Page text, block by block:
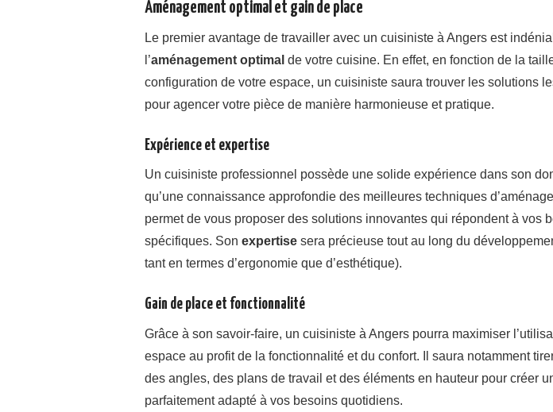
Aménagement optimal et gain de place
Le premier avantage de travailler avec un cuisiniste à Angers est
l’aménagement optimal de votre cuisine. En effet, en fonction de la
configuration de votre espace, un cuisiniste saura trouver les solutions
pour agencer votre pièce de manière harmonieuse et pratique.
Expérience et expertise
Un cuisiniste professionnel possède une solide expérience dans son
qu’une connaissance approfondie des meilleures techniques
permet de vous proposer des solutions innovantes qui répondent à vos
spécifiques. Son expertise sera précieuse tout au long du
tant en termes d’ergonomie que d’esthétique).
Gain de place et fonctionnalité
Grâce à son savoir-faire, un cuisiniste à Angers pourra maximiser
espace au profit de la fonctionnalité et du confort. Il saura notamment
des angles, des plans de travail et des éléments en hauteur pour créer
parfaitement adapté à vos besoins quotidiens.